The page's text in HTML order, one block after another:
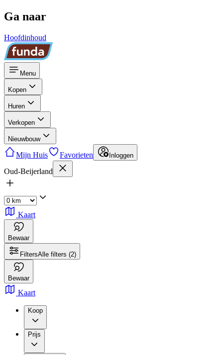
Ga naar
Hoofdinhoud
Menu
Kopen
Huren
Verkopen
Nieuwbouw
Mijn Huis Favorieten Inloggen
Oud-Beijerland
Kaart
Bewaar
FiltersAlle filters (2)
Bewaar
Kaart
Koop
Prijs